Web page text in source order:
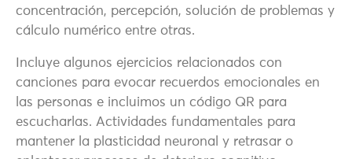
concentración, percepción, solución de problemas y
cálculo numérico entre otras.
Incluye algunos ejercicios relacionados con
canciones para evocar recuerdos emocionales en
las personas e incluimos un código QR para
escucharlas. Actividades fundamentales para
mantener la plasticidad neuronal y retrasar o